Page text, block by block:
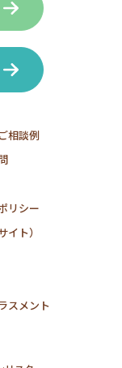
相談例
リシー
イト）
スメント